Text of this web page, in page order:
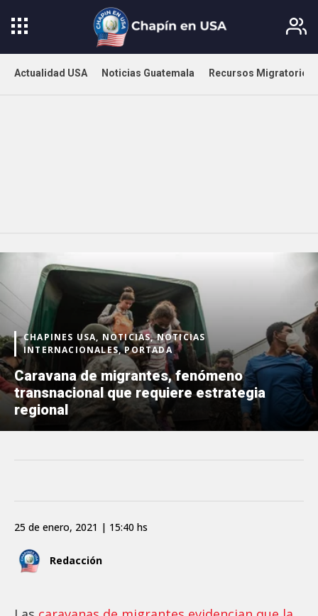
Actualidad USA Noticias Guatemala Recursos Migratorios
CHAPINES USA, NOTICIAS, NOTICIAS
INTERNACIONALES, PORTADA
Caravana de migrantes, fenómeno
transnacional que requiere estrategia
regional
Redacción
25 de enero, 2021 | 15:40 hs